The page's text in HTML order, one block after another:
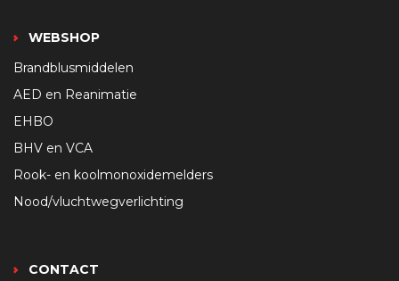
WEBSHOP
Brandblusmiddelen
AED en Reanimatie
EHBO
BHV en VCA
Rook- en koolmonoxidemelders
Nood/vluchtwegverlichting
CONTACT